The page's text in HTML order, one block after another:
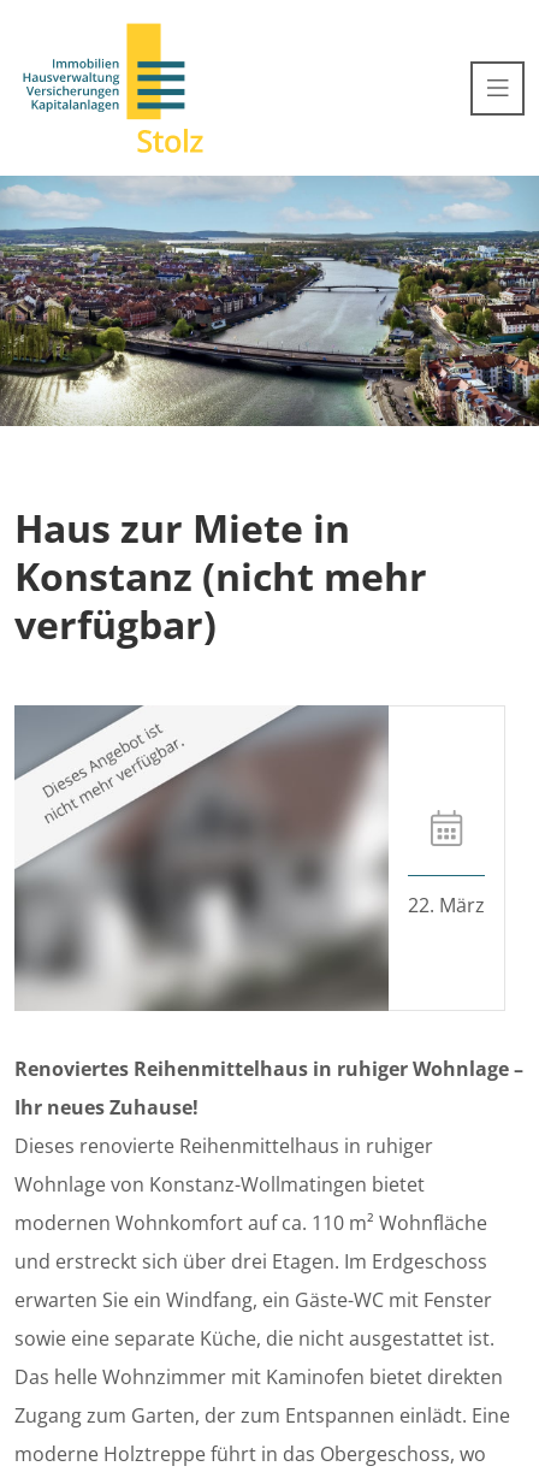
Haus zur Miete in
Konstanz (nicht mehr
verfügbar)
22. März
Renoviertes Reihenmittelhaus in ruhiger Wohnlage –
Ihr neues Zuhause!
Dieses renovierte Reihenmittelhaus in ruhiger
Wohnlage von Konstanz-Wollmatingen bietet
modernen Wohnkomfort auf ca. 110 m² Wohnfläche
und erstreckt sich über drei Etagen. Im Erdgeschoss
erwarten Sie ein Windfang, ein Gäste-WC mit Fenster
sowie eine separate Küche, die nicht ausgestattet ist.
Das helle Wohnzimmer mit Kaminofen bietet direkten
Zugang zum Garten, der zum Entspannen einlädt. Eine
moderne Holztreppe führt in das Obergeschoss, wo